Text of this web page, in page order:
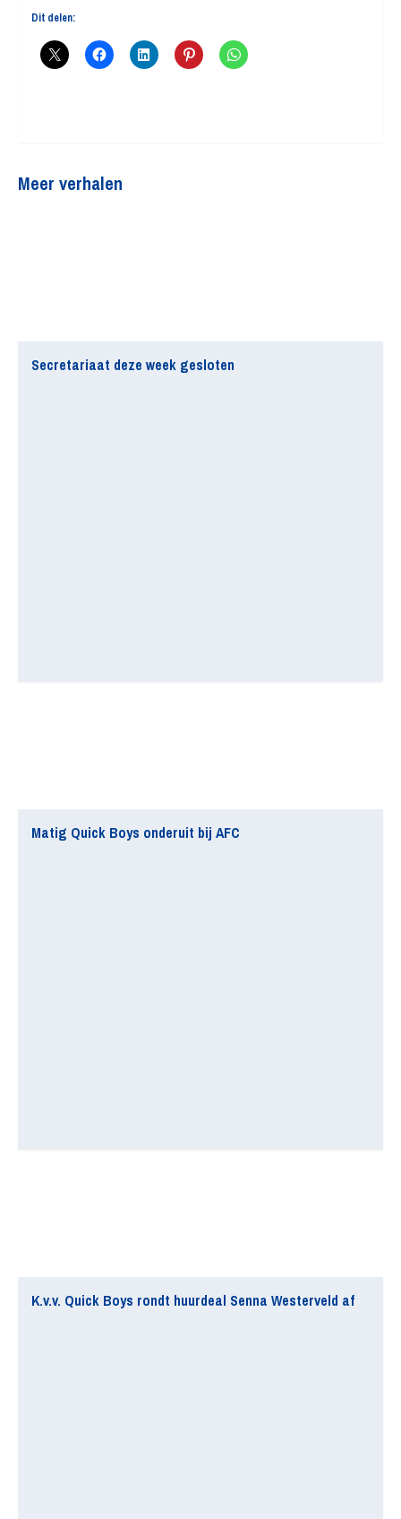
Dit delen:
Meer verhalen
Secretariaat deze week gesloten
Matig Quick Boys onderuit bij AFC
K.v.v. Quick Boys rondt huurdeal Senna Westerveld af